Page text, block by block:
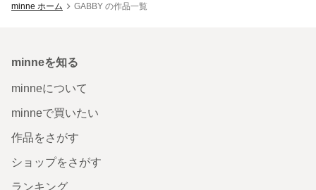
minne ホーム GABBY の作品一覧
minneを知る
minneについて
minneで買いたい
作品をさがす
ショップをさがす
ランキング